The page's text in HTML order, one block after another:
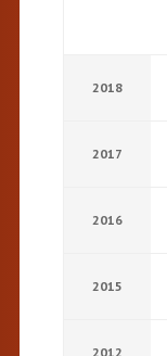
2018
2017
2016
2015
2012